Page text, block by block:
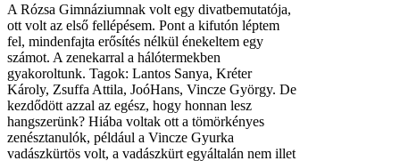
A Rózsa Gimnáziumnak volt egy divatbemutatója,
ott volt az első fellépésem. Pont a kifutón léptem
fel, mindenfajta erősítés nélkül énekeltem egy
számot. A zenekarral a hálótermekben
gyakoroltunk. Tagok: Lantos Sanya, Kréter
Károly, Zsuffa Attila, JoóHans, Vincze György. De
kezdődött azzal az egész, hogy honnan lesz
hangszerünk? Hiába voltak ott a tömörkényes
zenésztanulók, például a Vincze Gyurka
vadászkürtös volt, a vadászkürt egyáltalán nem illet